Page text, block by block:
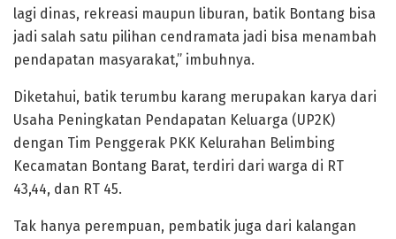
lagi dinas, rekreasi maupun liburan, batik Bontang bisa
jadi salah satu pilihan cendramata jadi bisa menambah
pendapatan masyarakat,” imbuhnya.
Diketahui, batik terumbu karang merupakan karya dari
Usaha Peningkatan Pendapatan Keluarga (UP2K)
dengan Tim Penggerak PKK Kelurahan Belimbing
Kecamatan Bontang Barat, terdiri dari warga di RT
43,44, dan RT 45.
Tak hanya perempuan, pembatik juga dari kalangan